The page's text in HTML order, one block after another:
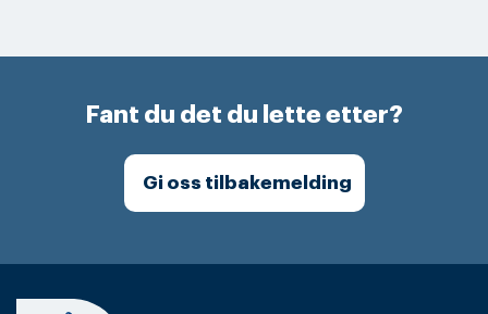
Fant du det du lette etter?
Gi oss tilbakemelding